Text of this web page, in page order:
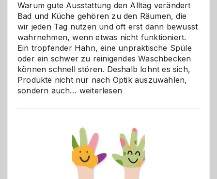
Warum gute Ausstattung den Alltag verändert
Bad und Küche gehören zu den Räumen, die
wir jeden Tag nutzen und oft erst dann bewusst
wahrnehmen, wenn etwas nicht funktioniert.
Ein tropfender Hahn, eine unpraktische Spüle
oder ein schwer zu reinigendes Waschbecken
können schnell stören. Deshalb lohnt es sich,
Produkte nicht nur nach Optik auszuwählen,
sondern auch… Bad
besser
verstehen
weiterlesen